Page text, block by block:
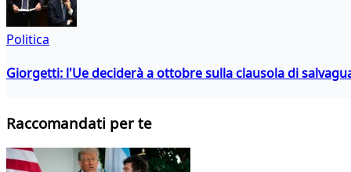
Politica
Giorgetti: l'Ue deciderà a ottobre sulla clausola di
Raccomandati per te